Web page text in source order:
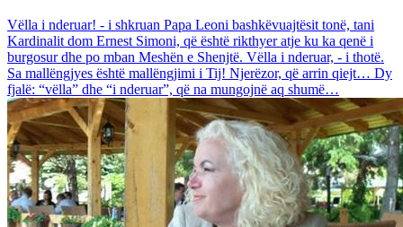
Vëlla i nderuar! - i shkruan Papa Leoni bashkëvuajtësit tonë, tani
Kardinalit dom Ernest Simoni, që është rikthyer atje ku ka qenë i
burgosur dhe po mban Meshën e Shenjtë. Vëlla i nderuar, - i thotë.
Sa mallëngjyes është mallëngjimi i Tij! Njerëzor, që arrin qiejt… Dy
fjalë: “vëlla” dhe “i nderuar”, që na mungojnë aq shumë…